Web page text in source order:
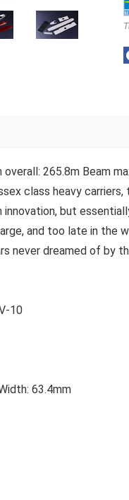
overall: 265.8m Beam
class heavy
innovation, but
and too late in
never dreamed of
10
63.4mm